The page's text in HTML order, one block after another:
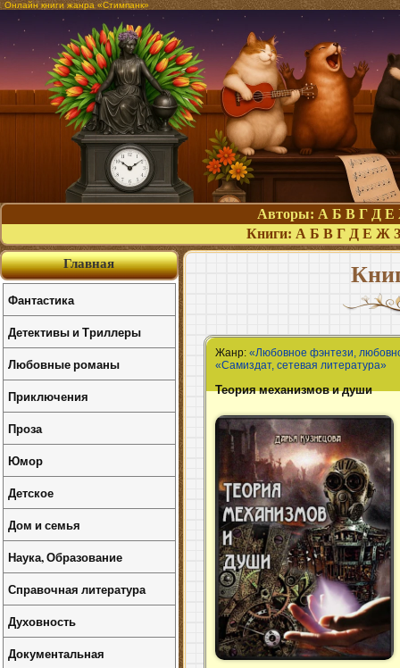
Онлайн книги жанра «Стимпанк»
Авторы: А Б В Г Д Е
Книги: А Б В Г Д Е Ж З
Жанр:«Любовное фэнтези,
«Самиздат, сетевая литература»
Теория механизмов и души
Главная
Фантастика
Детективы и Триллеры
Любовные романы
Приключения
Проза
Юмор
Детское
Дом и семья
Наука, Образование
Справочная литература
Духовность
Документальная